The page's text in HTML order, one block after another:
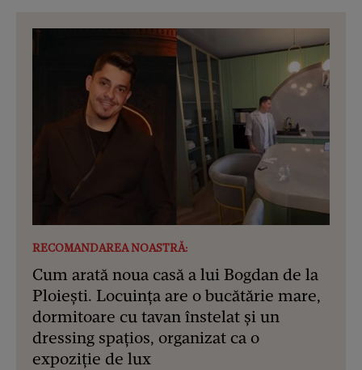
RECOMANDAREA NOASTRĂ:
Cum arată noua casă a lui Bogdan de la
Ploiești. Locuința are o bucătărie mare,
dormitoare cu tavan înstelat și un
dressing spațios, organizat ca o
expoziție de lux